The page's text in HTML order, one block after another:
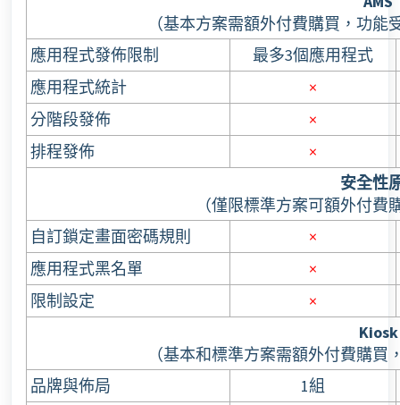
（基本方案需額外付費購買，功能
應用程式發佈限制
最多3個應用程式
應用程式統計
×
分階段發佈
×
排程發佈
×
安全性
（僅限標準方案可額外付費
自訂鎖定畫面密碼規則
×
應用程式黑名單
×
限制設定
×
Kiosk
（基本和標準方案需額外付費購買
品牌與佈局
1組